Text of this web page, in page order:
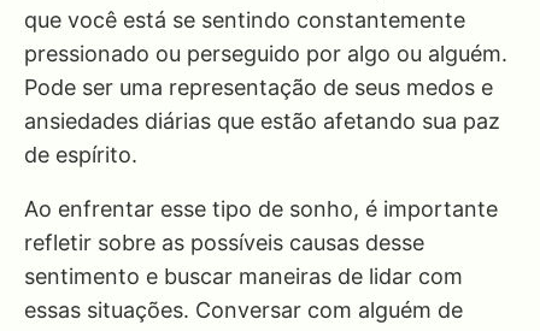
que você está se sentindo constantemente
pressionado ou perseguido por algo ou alguém.
Pode ser uma representação de seus medos e
ansiedades diárias que estão afetando sua paz
de espírito.
Ao enfrentar esse tipo de sonho, é importante
refletir sobre as possíveis causas desse
sentimento e buscar maneiras de lidar com
essas situações. Conversar com alguém de